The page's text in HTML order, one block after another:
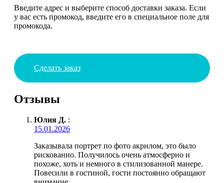
Введите адрес и выберите способ доставки заказа. Если
у вас есть промокод, введите его в специальное поле для
промокода.
Сделать заказ
Отзывы
Юлия Д. :
15.01.2026
Заказывала портрет по фото акрилом, это было
рискованно. Получилось очень атмосферно и
похоже, хоть и немного в стилизованной манере.
Повесили в гостиной, гости постоянно обращают